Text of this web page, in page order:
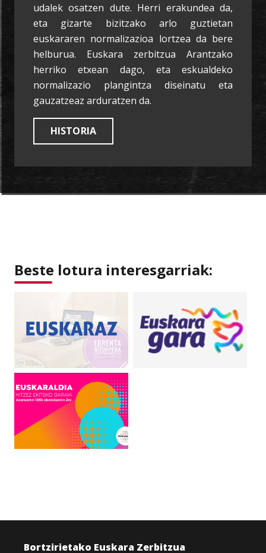
udalek osatzen dute. Herri erakundea da,
eta gizarte bizitzako arlo guztietan
euskararen normalizazioa lortzea da bere
helburua. Euskara zerbitzua Arantzako
herriko etxean dago, eta eskualdeko
normalizazio plangintza diseinatu eta
gauzatzeaz arduratzen da.
HISTORIA
Beste lotura interesgarriak:
Bortzirietako Euskara Zerbitzua